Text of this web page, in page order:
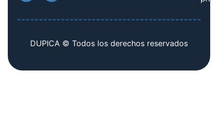
DUPICA © Todos los derechos reservados